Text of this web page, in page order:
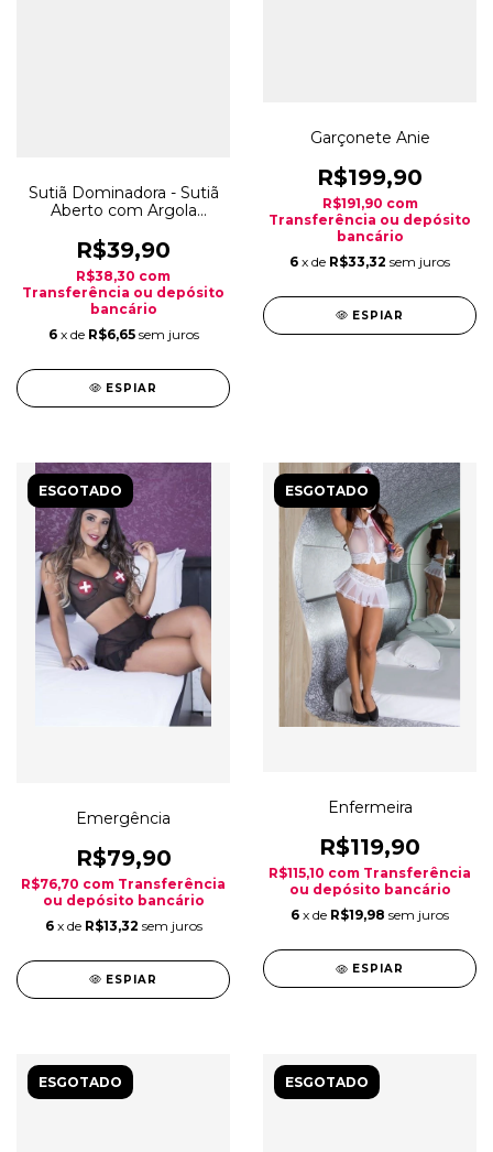
Sutiã Dominadora - Sutiã
Aberto com Argola
R$39,90
R$38,30 com
Transferência ou depósito
bancário
6 x de R$6,65 sem juros
ESPIAR
Garçonete Anie
R$199,90
R$191,90 com
Transferência ou depósito
bancário
6 x de R$33,32 sem juros
ESPIAR
ESGOTADO
Emergência
R$79,90
R$76,70 com Transferência
ou depósito bancário
6 x de R$13,32 sem juros
ESPIAR
ESGOTADO
Enfermeira
R$119,90
R$115,10 com Transferência
ou depósito bancário
6 x de R$19,98 sem juros
ESPIAR
ESGOTADO ESGOTADO